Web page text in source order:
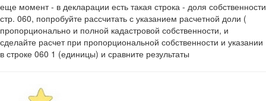
​еще момент - в декларации есть такая строка - доля собственности
стр. 060, попробуйте рассчитать с указанием расчетной доли (
пропорционально и полной кадастровой собственности, и
сделайте расчет при пропорциональной собственности и указании
в строке 060 1 (единицы) и сравните результаты